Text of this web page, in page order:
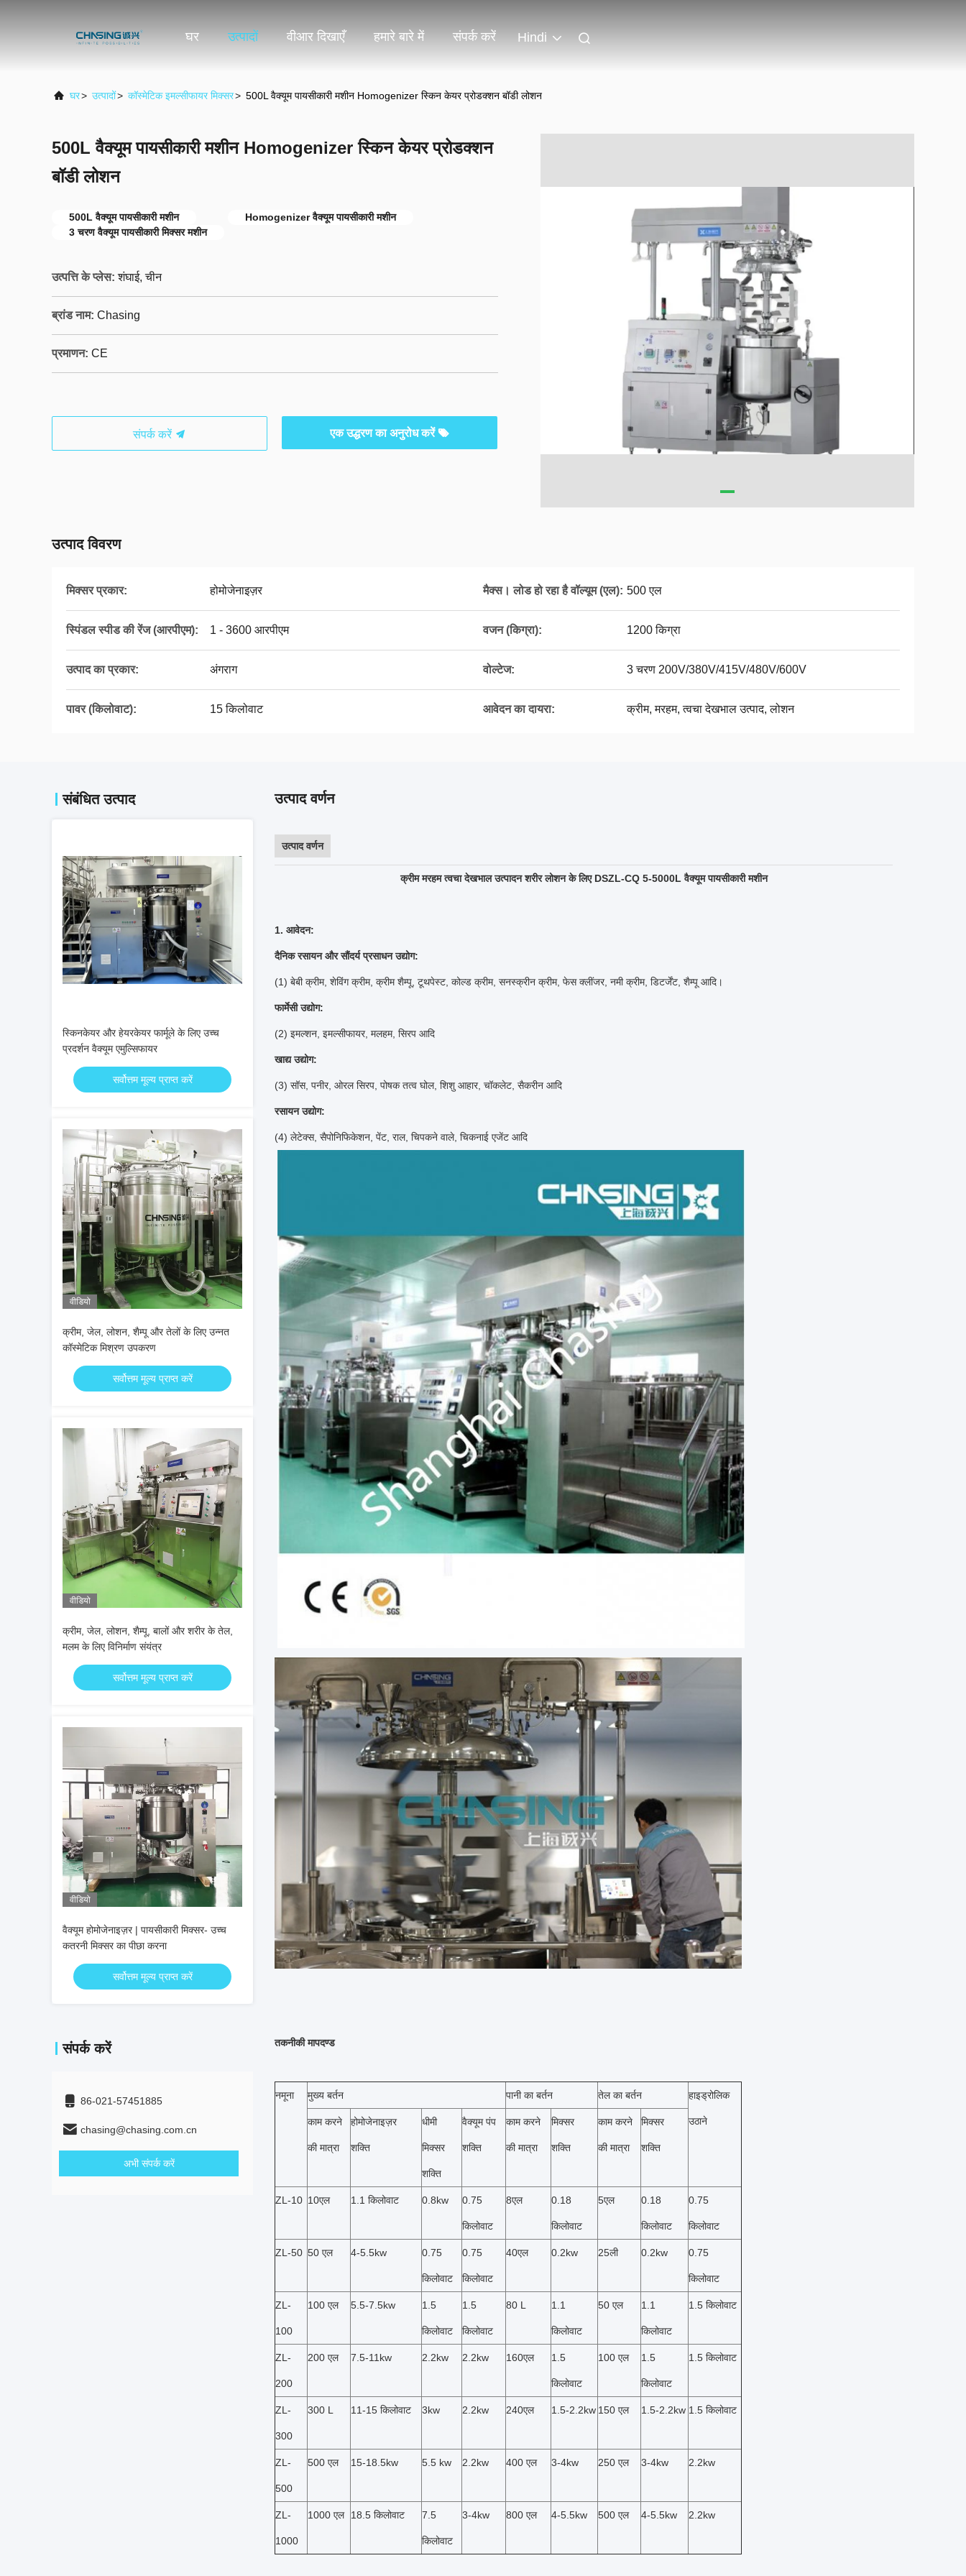
घर उत्पादों वीआर दिखाएँ हमारे बारे में संपर्क करें Hindi
घर> उत्पादों> कॉस्मेटिक इमल्सीफायर मिक्सर> 500L वैक्यूम पायसीकारी मशीन Homogenizer स्किन केयर प्रोडक्शन बॉडी लोशन
500L वैक्यूम पायसीकारी मशीन Homogenizer स्किन केयर प्रोडक्शन
बॉडी लोशन
500L वैक्यूम पायसीकारी मशीन
Homogenizer वैक्यूम पायसीकारी मशीन
3 चरण वैक्यूम पायसीकारी मिक्सर मशीन
उत्पत्ति के प्लेस: शंघाई, चीन
ब्रांड नाम: Chasing
प्रमाणन: CE
संपर्क करें एक उद्धरण का अनुरोध करें
उत्पाद विवरण
मिक्सर प्रकार: होमोजेनाइज़र मैक्स। लोड हो रहा है वॉल्यूम (एल): 500 एल
स्पिंडल स्पीड की रेंज (आरपीएम): 1 - 3600 आरपीएम वजन (किग्रा): 1200 किग्रा
उत्पाद का प्रकार: अंगराग वोल्टेज: 3 चरण 200V/380V/415V/480V/600V
पावर (किलोवाट): 15 किलोवाट आवेदन का दायरा: क्रीम, मरहम, त्वचा देखभाल उत्पाद, लोशन
संबंधित उत्पाद
स्किनकेयर और हेयरकेयर फार्मूले के लिए उच्च
प्रदर्शन वैक्यूम एमुल्सिफायर
सर्वोत्तम मूल्य प्राप्त करें
वीडियो
क्रीम, जेल, लोशन, शैम्पू और तेलों के लिए उन्नत
कॉस्मेटिक मिश्रण उपकरण
सर्वोत्तम मूल्य प्राप्त करें
वीडियो
क्रीम, जेल, लोशन, शैम्पू, बालों और शरीर के तेल,
मलम के लिए विनिर्माण संयंत्र
सर्वोत्तम मूल्य प्राप्त करें
वीडियो
वैक्यूम होमोजेनाइज़र | पायसीकारी मिक्सर- उच्च
कतरनी मिक्सर का पीछा करना
सर्वोत्तम मूल्य प्राप्त करें
संपर्क करें
86-021-57451885
chasing@chasing.com.cn
अभी संपर्क करें
उत्पाद वर्णन
उत्पाद वर्णन
क्रीम मरहम त्वचा देखभाल उत्पादन शरीर लोशन के लिए DSZL-CQ 5-5000L वैक्यूम पायसीकारी मशीन
1. आवेदन:
दैनिक रसायन और सौंदर्य प्रसाधन उद्योग:
(1) बेबी क्रीम, शेविंग क्रीम, क्रीम शैम्पू, टूथपेस्ट, कोल्ड क्रीम, सनस्क्रीन क्रीम, फेस क्लींजर, नमी क्रीम, डिटर्जेंट, शैम्पू आदि।
फार्मेसी उद्योग:
(2) इमल्शन, इमल्सीफायर, मलहम, सिरप आदि
खाद्य उद्योग:
(3) सॉस, पनीर, ओरल सिरप, पोषक तत्व घोल, शिशु आहार, चॉकलेट, सैकरीन आदि
रसायन उद्योग:
(4) लेटेक्स, सैपोनिफिकेशन, पेंट, राल, चिपकने वाले, चिकनाई एजेंट आदि
तकनीकी मापदण्ड
नमूना मुख्य बर्तन पानी का बर्तन तेल का बर्तन हाइड्रोलिक
उठाने
काम करने
की मात्रा
होमोजेनाइज़र
शक्ति
धीमी
मिक्सर
शक्ति
वैक्यूम पंप
शक्ति
काम करने
की मात्रा
मिक्सर
शक्ति
काम करने
की मात्रा
मिक्सर
शक्ति
ZL-10 10एल 1.1 किलोवाट 0.8kw 0.75
किलोवाट
8एल 0.18
किलोवाट
5एल 0.18
किलोवाट
0.75
किलोवाट
ZL-50 50 एल 4-5.5kw 0.75
किलोवाट
0.75
किलोवाट
40एल 0.2kw 25ली 0.2kw 0.75
किलोवाट
ZL-
100
100 एल 5.5-7.5kw 1.5
किलोवाट
1.5
किलोवाट
80 L 1.1
किलोवाट
50 एल 1.1
किलोवाट
1.5 किलोवाट
ZL-
200
200 एल 7.5-11kw 2.2kw 2.2kw 160एल 1.5
किलोवाट
100 एल 1.5
किलोवाट
1.5 किलोवाट
ZL-
300
300 L 11-15 किलोवाट 3kw 2.2kw 240एल 1.5-2.2kw 150 एल 1.5-2.2kw 1.5 किलोवाट
ZL-
500
500 एल 15-18.5kw 5.5 kw 2.2kw 400 एल 3-4kw 250 एल 3-4kw 2.2kw
ZL-
1000
1000 एल 18.5 किलोवाट 7.5
किलोवाट
3-4kw 800 एल 4-5.5kw 500 एल 4-5.5kw 2.2kw